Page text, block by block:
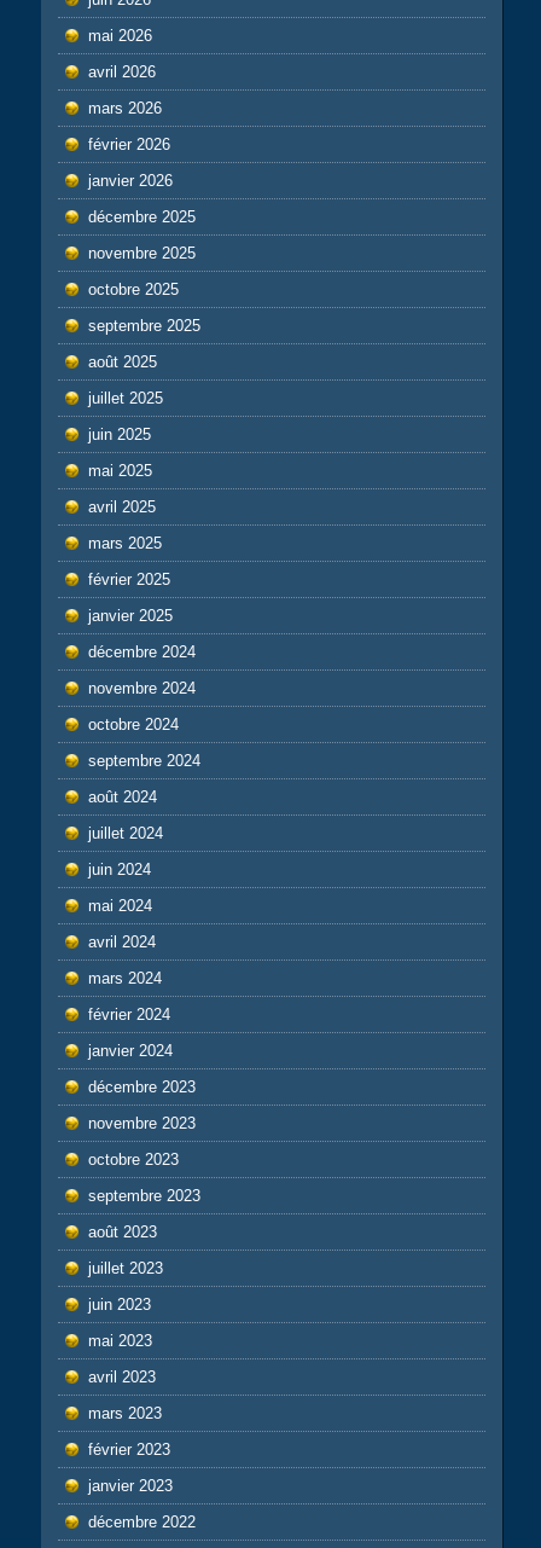
mai 2026
avril 2026
mars 2026
février 2026
janvier 2026
décembre 2025
novembre 2025
octobre 2025
septembre 2025
août 2025
juillet 2025
juin 2025
mai 2025
avril 2025
mars 2025
février 2025
janvier 2025
décembre 2024
novembre 2024
octobre 2024
septembre 2024
août 2024
juillet 2024
juin 2024
mai 2024
avril 2024
mars 2024
février 2024
janvier 2024
décembre 2023
novembre 2023
octobre 2023
septembre 2023
août 2023
juillet 2023
juin 2023
mai 2023
avril 2023
mars 2023
février 2023
janvier 2023
décembre 2022